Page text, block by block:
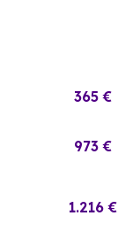
365 €
973 €
1.216 €